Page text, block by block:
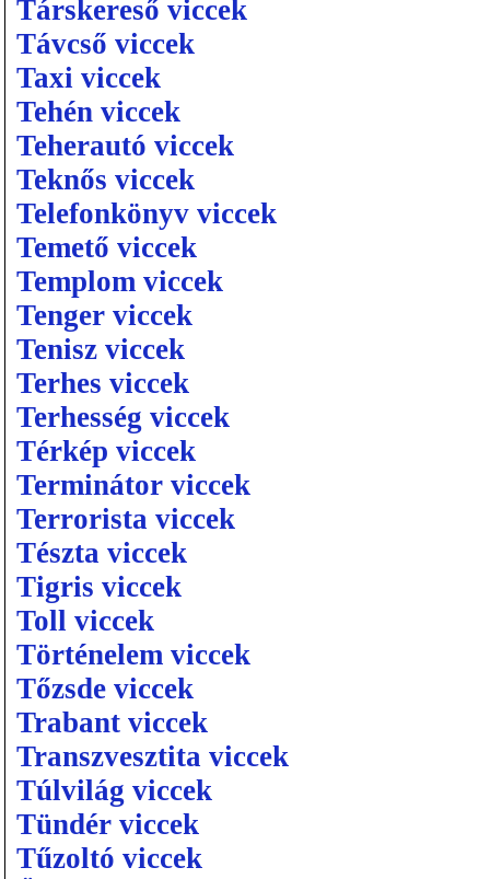
Társkereső viccek
Távcső viccek
Taxi viccek
Tehén viccek
Teherautó viccek
Teknős viccek
Telefonkönyv viccek
Temető viccek
Templom viccek
Tenger viccek
Tenisz viccek
Terhes viccek
Terhesség viccek
Térkép viccek
Terminátor viccek
Terrorista viccek
Tészta viccek
Tigris viccek
Toll viccek
Történelem viccek
Tőzsde viccek
Trabant viccek
Transzvesztita viccek
Túlvilág viccek
Tündér viccek
Tűzoltó viccek